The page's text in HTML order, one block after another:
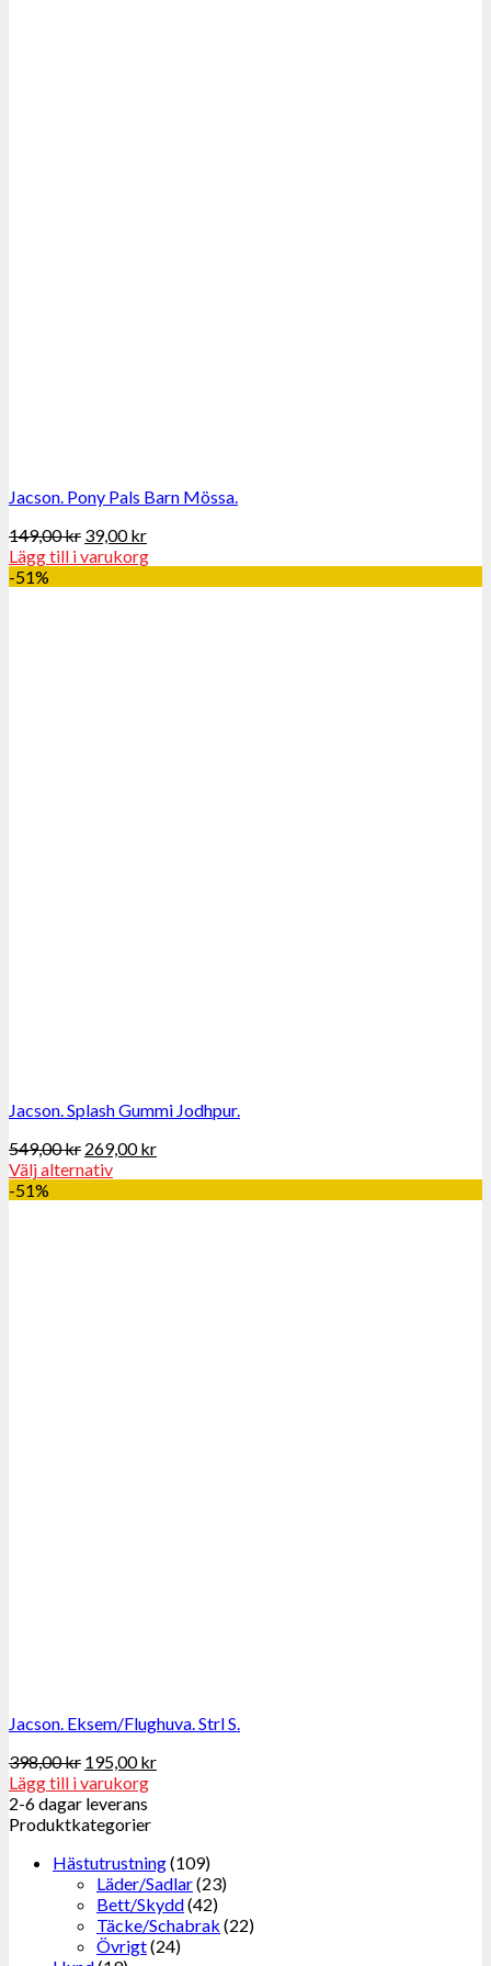
Jacson. Pony Pals Barn Mössa.
149,00kr 39,00kr
Lägg till i varukorg
-51%
Jacson. Splash Gummi Jodhpur.
549,00kr 269,00kr
Välj alternativ
-51%
Jacson. Eksem/Flughuva. Strl S.
398,00kr 195,00kr
Lägg till i varukorg
2-6 dagar leverans
Produktkategorier
Hästutrustning(109)
Läder/Sadlar(23)
Bett/Skydd(42)
Täcke/Schabrak (22)
Övrigt(24)